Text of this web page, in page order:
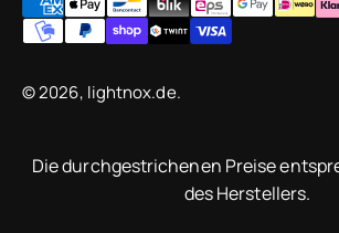
© 2026, lightnox.de.
Die durchgestrichenen Preise
des Herstellers.